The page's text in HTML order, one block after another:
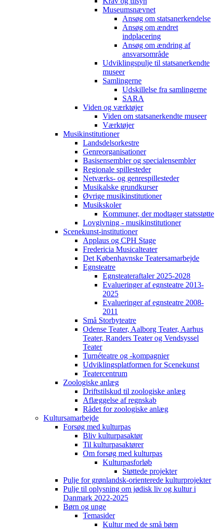
Museumsnævnet
Ansøg om statsanerkendelse
Ansøg om ændret
indplacering
Ansøg om ændring af
ansvarsområde
Udviklingspulje til statsanerkendte
museer
Samlingerne
Udskillelse fra samlingerne
SARA
Viden og værktøjer
Viden om statsanerkendte museer
Værktøjer
Musikinstitutioner
Landsdelsorkestre
Genreorganisationer
Basisensembler og specialensembler
Regionale spillesteder
Netværks- og genrespillesteder
Musikalske grundkurser
Øvrige musikinstitutioner
Musikskoler
Kommuner, der modtager statsstøtte
Lovgivning - musikinstitutioner
Scenekunst-institutioner
Applaus og CPH Stage
Fredericia Musicalteater
Det Københavnske Teatersamarbejde
Egnsteatre
Egnsteateraftaler 2025-2028
Evalueringer af egnsteatre 2013-
2025
Evalueringer af egnsteatre 2008-
2011
Små Storbyteatre
Odense Teater, Aalborg Teater, Aarhus
Teater, Randers Teater og Vendsyssel
Teater
Turnéteatre og -kompagnier
Udviklingsplatformen for Scenekunst
Teatercentrum
Zoologiske anlæg
Driftstilskud til zoologiske anlæg
Aflæggelse af regnskab
Rådet for zoologiske anlæg
Kultursamarbejde
Forsøg med kulturpas
Bliv kulturpasaktør
Til kulturpasaktører
Om forsøg med kulturpas
Kulturpasforløb
Støttede projekter
Pulje for grønlandsk-orienterede kulturprojekter
Pulje til oplysning om jødisk liv og kultur i
Danmark 2022-2025
Børn og unge
Temasider
Kultur med de små børn